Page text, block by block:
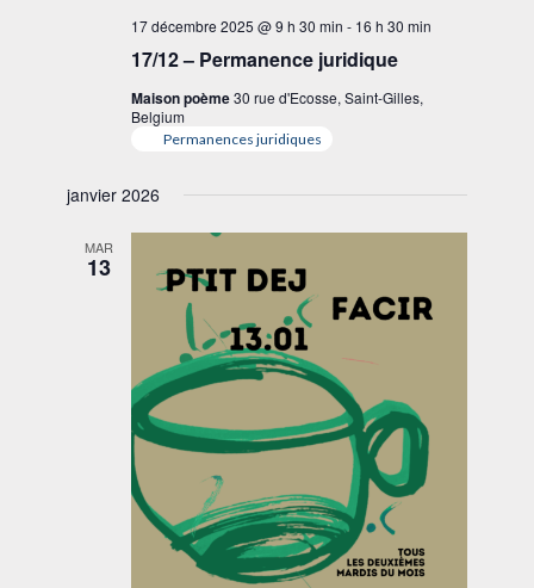
17/12 – Permanence juridique
17 décembre 2025 @ 9 h 30 min - 16 h 30 min
Maison poème30 rue d'Ecosse, Saint-Gilles,
Belgium
Permanences juridiques
janvier 2026
MAR
13